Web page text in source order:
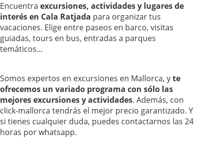
Encuentra excursiones, actividades y lugares de
interés en Cala Ratjada para organizar tus
vacaciones. Elige entre paseos en barco, visitas
guiadas, tours en bus, entradas a parques
temáticos...
Somos expertos en excursiones en Mallorca, yte
ofrecemos un variado programa con sólo las
mejores excursiones y actividades. Además, con
click-mallorca tendrás el mejor precio garantizado. Y
si tienes cualquier duda, puedes contactarnos las 24
horas por whatsapp.